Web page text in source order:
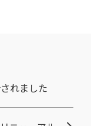
れました